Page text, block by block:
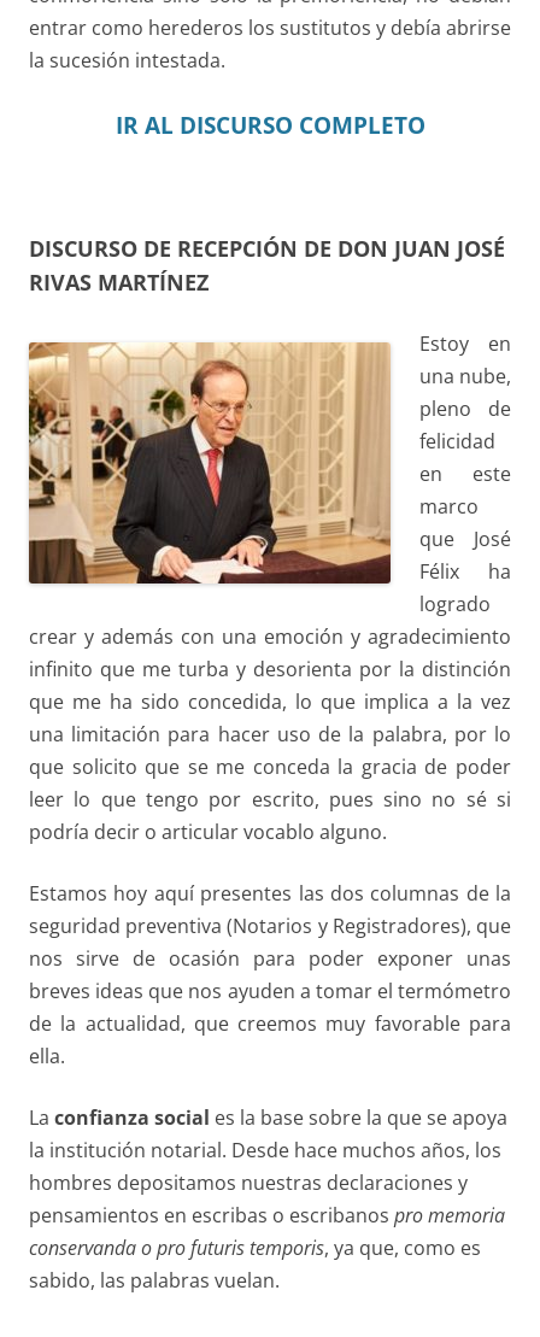
entrar como herederos los sustitutos y debía abrirse
la sucesión intestada.
IR AL DISCURSO COMPLETO
DISCURSO DE RECEPCIÓN DE DON JUAN JOSÉ
RIVAS MARTÍNEZ
Estoy en
una nube,
pleno de
felicidad
en este
marco
que José
Félix ha
logrado
crear y además con una emoción y agradecimiento
infinito que me turba y desorienta por la distinción
que me ha sido concedida, lo que implica a la vez
una limitación para hacer uso de la palabra, por lo
que solicito que se me conceda la gracia de poder
leer lo que tengo por escrito, pues sino no sé si
podría decir o articular vocablo alguno.
Estamos hoy aquí presentes las dos columnas de la
seguridad preventiva (Notarios y Registradores), que
nos sirve de ocasión para poder exponer unas
breves ideas que nos ayuden a tomar el termómetro
de la actualidad, que creemos muy favorable para
ella.
La confianza social es la base sobre la que se apoya
la institución notarial. Desde hace muchos años, los
hombres depositamos nuestras declaraciones y
pensamientos en escribas o escribanos pro memoria
conservanda o pro futuris temporis, ya que, como es
sabido, las palabras vuelan.